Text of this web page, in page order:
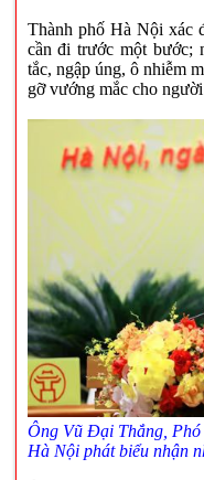
Thành phố Hà Nội xác
cần đi trước một bước;
tắc, ngập úng, ô nhiễm
gỡ vướng mắc cho
Ông Vũ Đại Thắng,
Hà Nội phát biểu nhận